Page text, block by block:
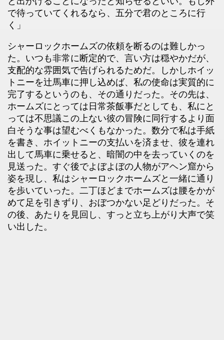
で待っていてくれるなら、五分で君のところに行
く」
シャーロックホームズの依頼を断るのは難しかっ
た。いつも非常に断定的で、言い方は穏やかだが、
支配的な雰囲気で告げられるためだ。しかしホイッ
トニーを辻馬車に押し込めば、私の使命は実質的に
完了するというのも、その通りだった。その先は、
ホームズにとっては日常茶飯事だとしても、私にと
っては不思議この上ない彼の冒険に同行するより面
白そうな事は望むべくもなかった。数分で私は手紙
を書き、ホイットニーの支払いを済ませ、彼を連れ
出して馬車に乗せると、暗闇の中を去っていくのを
見送った。すぐ後でよぼよぼの人物がアヘン窟から
姿を現し、私はシャーロックホームズと一緒に通り
を歩いていった。二丁ほどまでホームズは腰をかが
めて足を引きずり、おぼつかない足どりだった。そ
の後、あたりを見回し、すっと立ち上がり大声で笑
い出した。